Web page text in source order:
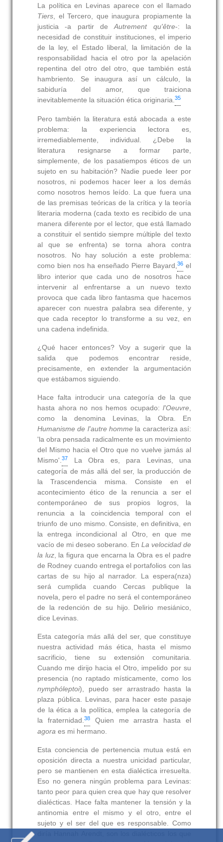
La política en Levinas aparece con el llamado
Tiers, el Tercero, que inaugura propiamente la
justicia -a partir deAutrement qu'être-: la
necesidad de constituir instituciones, el imperio
de la ley, el Estado liberal, la limitación de la
responsabilidad hacia el otro por la apelación
repentina del otro del otro, que también está
hambriento. Se inaugura así un cálculo, la
sabiduría del amor, que traiciona
inevitablemente la situación ética originaria.35
Pero también la literatura está abocada a este
problema: la experiencia lectora es,
irremediablemente, individual. ¿Debe la
literatura resignarse a formar parte,
simplemente, de los pasatiempos éticos de un
sujeto en su habitación? Nadie puede leer por
nosotros, ni podemos hacer leer a los demás
como nosotros hemos leído. La que fuera una
de las premisas teóricas de la crítica y la teoría
literaria moderna (cada texto es recibido de una
manera diferente por el lector, que está llamado
a constituir el sentido siempre múltiple del texto
al que se enfrenta) se torna ahora contra
nosotros. No hay solución a este problema:
como bien nos ha enseñado Pierre Bayard,36 el
libro interior que cada uno de nosotros hace
intervenir al enfrentarse a un nuevo texto
provoca que cada libro fantasma que hacemos
aparecer con nuestra palabra sea diferente, y
que cada receptor lo transforme a su vez, en
una cadena indefinida.
¿Qué hacer entonces? Voy a sugerir que la
salida que podemos encontrar reside,
precisamente, en extender la argumentación
que estábamos siguiendo.
Hace falta introducir una categoría de la que
hasta ahora no nos hemos ocupado:l'Oeuvre,
como la denomina Levinas, la Obra. En
Humanisme de l'autre homme la caracteriza así:
'la obra pensada radicalmente es un movimiento
del Mismo hacia el Otro que no vuelve jamás al
Mismo'.37
La Obra es, para Levinas, una
categoría de más allá del ser, la producción de
la Trascendencia misma. Consiste en el
acontecimiento ético de la renuncia a ser el
contemporáneo de sus propios logros, la
renuncia a la coincidencia temporal con el
triunfo de uno mismo. Consiste, en definitiva, en
la entrega incondicional al Otro, en que me
vacío de mi deseo soberano. EnLa velocidad de
la luz, la figura que encarna la Obra es el padre
de Rodney cuando entrega el portafolios con las
cartas de su hijo al narrador. La espera(nza)
será cumplida cuando Cercas publique la
novela, pero el padre no será el contemporáneo
de la redención de su hijo. Delirio mesiánico,
dice Levinas.
Esta categoría más allá del ser, que constituye
nuestra actividad más ética, hasta el mismo
sacrificio, tiene su extensión comunitaria.
Cuando me dirijo hacia el Otro, impelido por su
presencia (no raptado místicamente, como los
nymphóleptoi), puedo ser arrastrado hasta la
plaza pública. Levinas, para hacer este pasaje
de la ética a la política, emplea la categoría de
la fraternidad.38Quien me arrastra hasta el
agora es mi hermano.
Esta conciencia de pertenencia mutua está en
oposición directa a nuestra unicidad particular,
pero se mantienen en esta dialéctica irresuelta.
Eso no genera ningún problema para Levinas:
tanto peor para quien crea que hay que resolver
dialécticas. Hace falta mantener la tensión y la
antinomia entre el mismo y el otro, entre el
sujeto y el ser del que es responsable. Como